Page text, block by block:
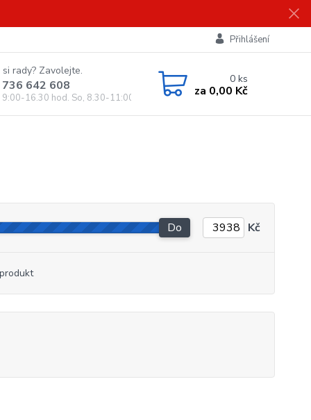
Přihlášení
rady? Zavolejte.
642 608
9:00-16.30 hod. So, 8.30-11:00 hod.)
0ks
za 0,00 Kč
Do Kč